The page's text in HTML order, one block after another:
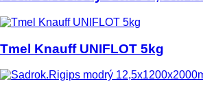
Tmel Knauff UNIFLOT 5kg